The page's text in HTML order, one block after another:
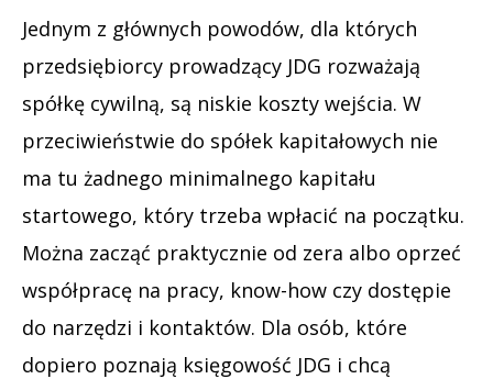
Jednym z głównych powodów, dla których
przedsiębiorcy prowadzący JDG rozważają
spółkę cywilną, są niskie koszty wejścia. W
przeciwieństwie do spółek kapitałowych nie
ma tu żadnego minimalnego kapitału
startowego, który trzeba wpłacić na początku.
Można zacząć praktycznie od zera albo oprzeć
współpracę na pracy, know-how czy dostępie
do narzędzi i kontaktów. Dla osób, które
dopiero poznają księgowość JDG i chcą